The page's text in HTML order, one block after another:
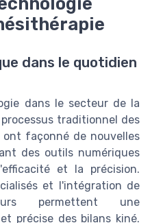
dans le quotidien
dans le secteur de la
traditionnel des
façonné de nouvelles
des outils numériques
et la précision.
et l'intégration de
permettent une
précise des bilans kiné.